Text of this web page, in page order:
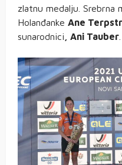
zlatnu medalju. Srebrna
Holanđanke Ane
sunarodnici , Ani Tauber